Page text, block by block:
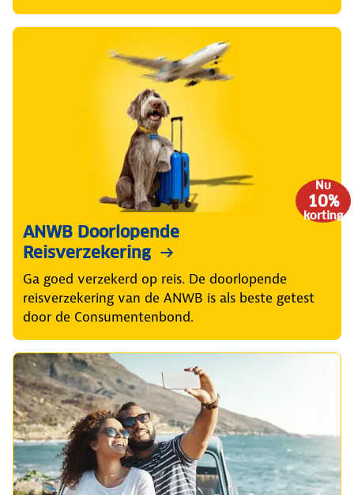
Nu
10%
korting
ANWB Doorlopende
Reisverzekering
Ga goed verzekerd op reis. De doorlopende
reisverzekering van de ANWB is als beste getest
door de Consumentenbond.